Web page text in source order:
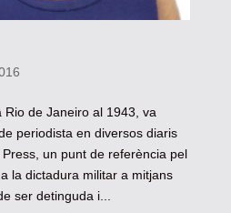
Rio de Janeiro al 1943, va
periodista en diversos diaris
un punt de referència pel
la dictadura militar a mitjans
ser detinguda i...